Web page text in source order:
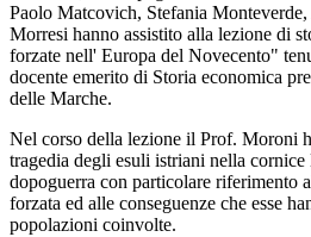
Paolo Matcovich, Stefania
Morresi hanno assistito alla lezione di
forzate nell' Europa del Novecento"
docente emerito di Storia economica
delle Marche.
Nel corso della lezione il Prof. Moroni
tragedia degli esuli istriani nella cornice
dopoguerra con particolare riferimento
forzata ed alle conseguenze che esse
popolazioni coinvolte.